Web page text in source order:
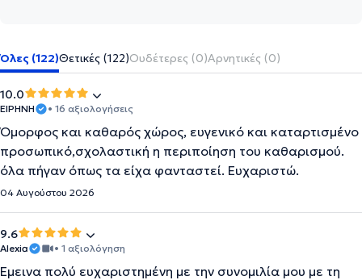
Όλες (122)Θετικές (122)Ουδέτερες (0)Αρνητικές (0)
10.0
ΕΙΡΗΝΗ • 16 αξιολογήσεις
Όμορφος και καθαρός χώρος, ευγενικό και καταρτισμένο
προσωπικό,σχολαστική η περιποίηση του καθαρισμού.
όλα πήγαν όπως τα είχα φανταστεί. Ευχαριστώ.
04 Αυγούστου 2026
9.6
Alexia • 1 αξιολόγηση
Εμεινα πολύ ευχαριστημένη με την συνομιλία μου με τη